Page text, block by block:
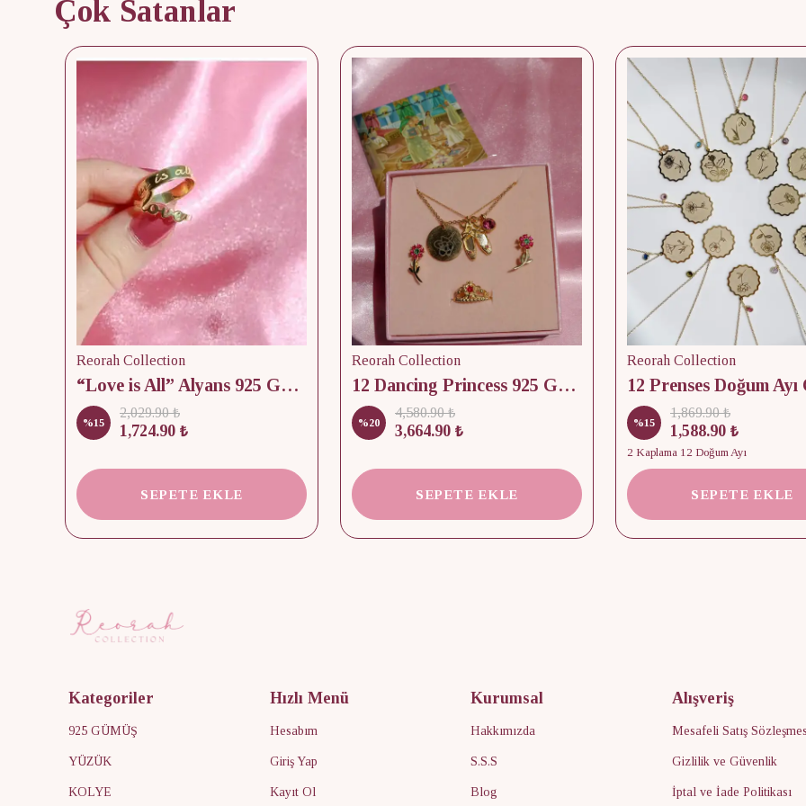
Çok Satanlar
Reorah Collection
“Love is All” Alyans 925 Gümüş - Medium Beden
%15
2,029.90 ₺
1,724.90 ₺
SEPETE EKLE
Reorah Collection
12 Dancing Princess 925 Gümüş/ Kolye, Küpe ve Yüzük Set
%20
4,580.90 ₺
3,664.90 ₺
SEPETE EKLE
Reorah Collection
%15
1,869.90 ₺
1,588.90 ₺
2 Kaplama 12 Doğum Ayı
SEPETE EKLE
Kategoriler
925 GÜMÜŞ
YÜZÜK
KOLYE
Hızlı Menü
Hesabım
Giriş Yap
Kayıt Ol
Kurumsal
Hakkımızda
S.S.S
Blog
Alışveriş
Mesafeli Satış
Gizlilik ve Güvenlik
İptal ve İade Politikası